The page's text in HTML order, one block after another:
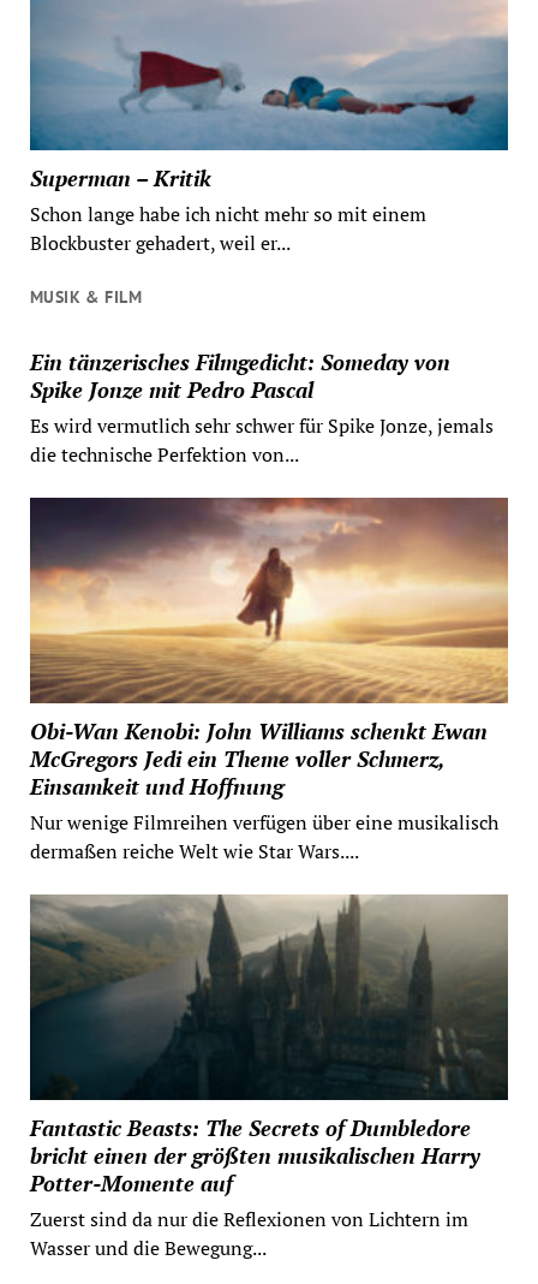
Superman – Kritik
Schon lange habe ich nicht mehr so mit einem
Blockbuster gehadert, weil er...
MUSIK & FILM
Ein tänzerisches Filmgedicht: Someday von
Spike Jonze mit Pedro Pascal
Es wird vermutlich sehr schwer für Spike Jonze, jemals
die technische Perfektion von...
Obi-Wan Kenobi: John Williams schenkt Ewan
McGregors Jedi ein Theme voller Schmerz,
Einsamkeit und Hoffnung
Nur wenige Filmreihen verfügen über eine musikalisch
dermaßen reiche Welt wie Star Wars....
Fantastic Beasts: The Secrets of Dumbledore
bricht einen der größten musikalischen Harry
Potter-Momente auf
Zuerst sind da nur die Reflexionen von Lichtern im
Wasser und die Bewegung...